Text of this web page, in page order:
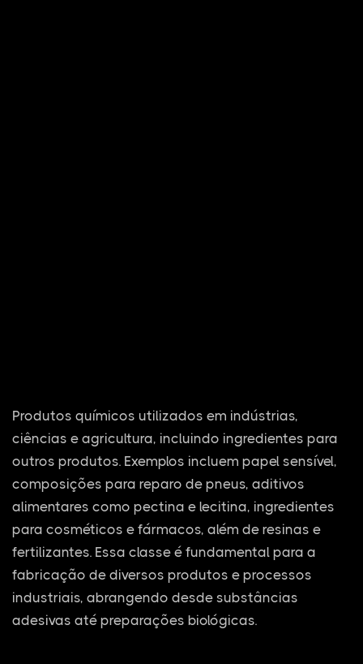
Produtos químicos utilizados em indústrias,
ciências e agricultura, incluindo ingredientes para
outros produtos. Exemplos incluem papel sensível,
composições para reparo de pneus, aditivos
alimentares como pectina e lecitina, ingredientes
para cosméticos e fármacos, além de resinas e
fertilizantes. Essa classe é fundamental para a
fabricação de diversos produtos e processos
industriais, abrangendo desde substâncias
adesivas até preparações biológicas.